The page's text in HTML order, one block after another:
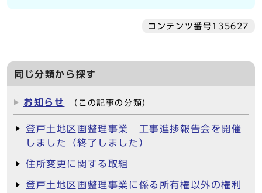
コンテンツ番号135627
同じ分類から探す
お知らせ （この記事の分類）
登戸土地区画整理事業 工事進捗報告会を開催
しました（終了しました）
住所変更に関する取組
登戸土地区画整理事業に係る所有権以外の権利